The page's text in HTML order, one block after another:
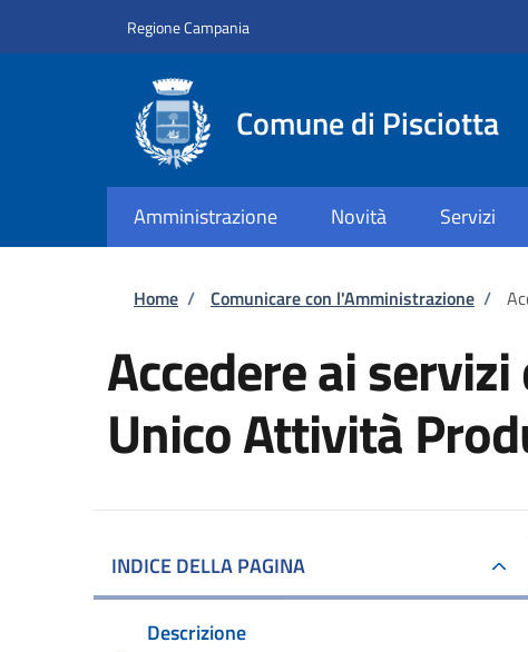
Regione Campania
Comune di Pisciotta
Amministrazione Novità Servizi
Briciole di pane
Home / Comunicare con l'Amministrazione /
Accedere ai
Unico Attività
INDICE DELLA PAGINA
Descrizione